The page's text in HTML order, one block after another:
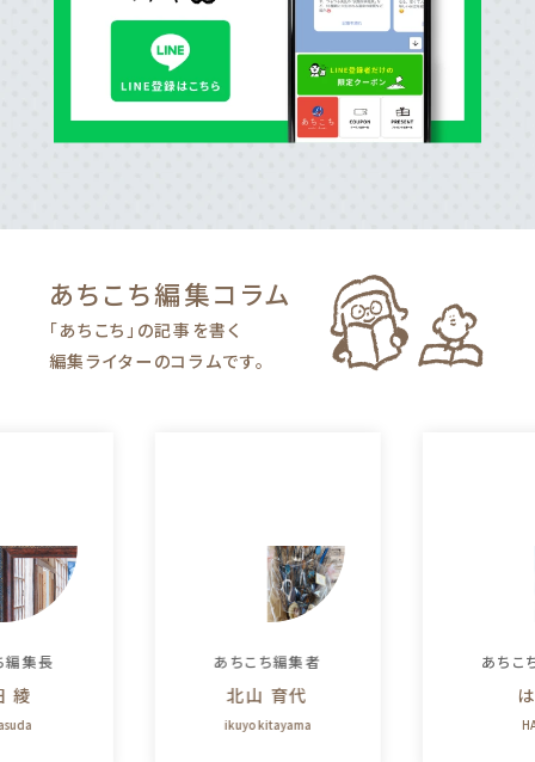
あちこち編集コラム
「あちこち」の記事を書く
編集ライターのコラムです。
編集長
綾
あちこち編集者
北山 育代
ikuyo kitayama
あちこ